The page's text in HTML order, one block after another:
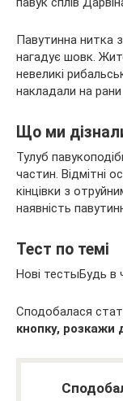
Павутинна нитка
нагадує шовк.
невеликі
накладали на рани
Що ми
Тулуб
частин. Відмітні
кінцівки з
наявність
Тест по темі
Нові тестыБудь в
Сподобалася
кнопку, розкажи